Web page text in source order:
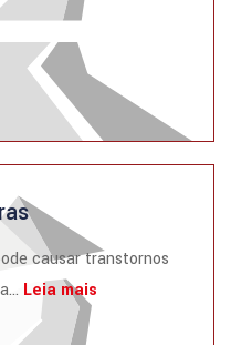
causar transtornos
Leia mais